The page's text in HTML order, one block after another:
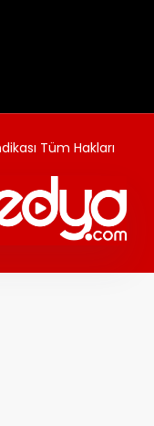
Tüm Hakları